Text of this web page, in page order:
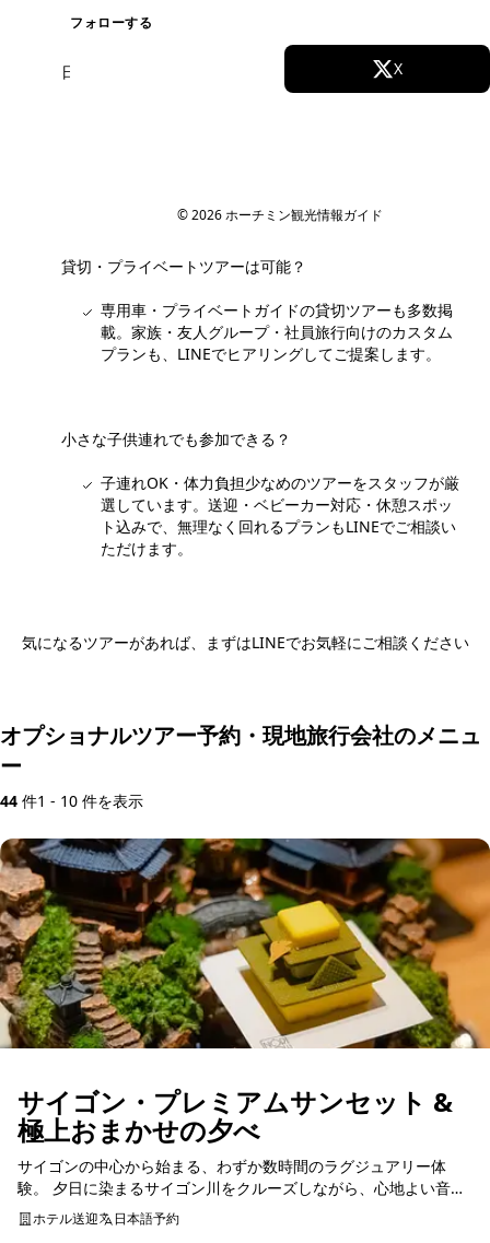
フォローする
X
© 2026 ホーチミン観光情報ガイド
日本語ガイドが付いているか分からない...
貸切・プライベートツアーは可能？
専用車・プライベートガイドの貸切ツアーも多数掲
載。家族・友人グループ・社員旅行向けのカスタム
プランも、LINEでヒアリングしてご提案します。
小さな子供連れでも参加できる？
子連れOK・体力負担少なめのツアーをスタッフが厳
選しています。送迎・ベビーカー対応・休憩スポッ
ト込みで、無理なく回れるプランもLINEでご相談い
ただけます。
気になるツアーがあれば、まずはLINEでお気軽にご相談ください
オプショナルツアー予約・現地旅行会社のメニュ
ー
44 件1 - 10 件を表示
サイゴン・プレミアムサンセット &
極上おまかせの夕べ
サイゴンの中心から始まる、わずか数時間のラグジュアリー体
験。 夕日に染まるサイゴン川をクルーズしながら、心地よい音楽
とともに非日常へと誘います。 旅の締めくくりは、日本の匠が織
りなす至高のOmakaseディナー。 五感を満たす特...
ホテル送迎 日本語予約